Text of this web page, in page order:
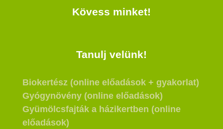
Kövess minket!
Tanulj velünk!
Biokertész (online előadások + gyakorlat)
Gyógynövény (online előadások)
Gyümölcsfajták a házikertben (online
előadások)